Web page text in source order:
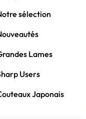
sélection
Lames
Users
Japonais